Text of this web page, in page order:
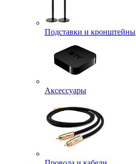
Подставки и кронштейны
Аксессуары